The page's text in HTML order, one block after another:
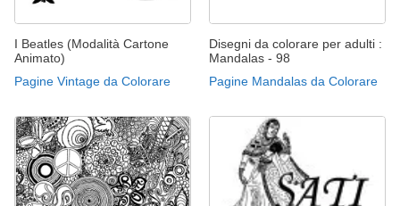
I Beatles (Modalità Cartone
Animato)
Pagine Vintage da Colorare
Disegni da colorare per adulti :
Mandalas - 98
Pagine Mandalas da Colorare